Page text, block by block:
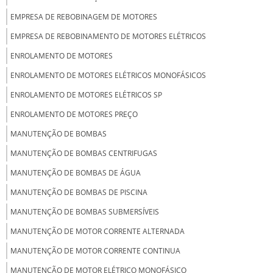
EMPRESA DE REBOBINAGEM DE MOTORES
EMPRESA DE REBOBINAMENTO DE MOTORES ELÉTRICOS
ENROLAMENTO DE MOTORES
ENROLAMENTO DE MOTORES ELÉTRICOS MONOFÁSICOS
ENROLAMENTO DE MOTORES ELÉTRICOS SP
ENROLAMENTO DE MOTORES PREÇO
MANUTENÇÃO DE BOMBAS
MANUTENÇÃO DE BOMBAS CENTRIFUGAS
MANUTENÇÃO DE BOMBAS DE ÁGUA
MANUTENÇÃO DE BOMBAS DE PISCINA
MANUTENÇÃO DE BOMBAS SUBMERSÍVEIS
MANUTENÇÃO DE MOTOR CORRENTE ALTERNADA
MANUTENÇÃO DE MOTOR CORRENTE CONTINUA
MANUTENÇÃO DE MOTOR ELÉTRICO MONOFÁSICO